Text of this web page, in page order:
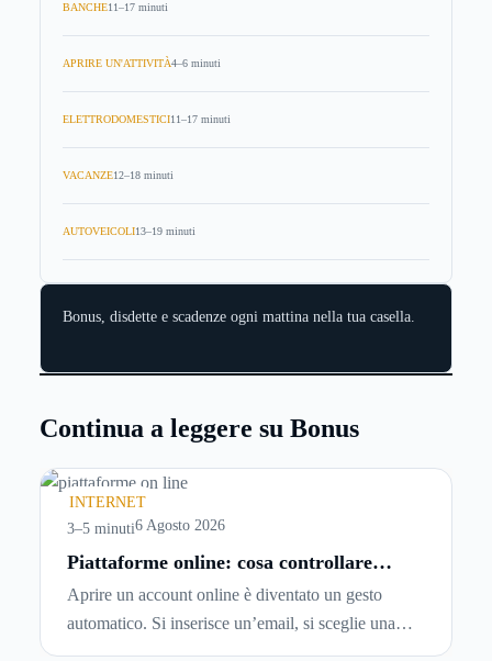
BANCHE11–17 minuti
APRIRE UN'ATTIVITÀ4–6 minuti
ELETTRODOMESTICI11–17 minuti
VACANZE12–18 minuti
AUTOVEICOLI13–19 minuti
Bonus, disdette e scadenze ogni mattina nella tua casella.
Continua a leggere su Bonus
INTERNET
3–5 minuti6 Agosto 2026
Piattaforme online: cosa controllare
prima di iscriversi e usare servizi in
tempo reale
Aprire un account online è diventato un gesto
automatico. Si inserisce un’email, si sceglie una
password, si accetta una serie di condizioni senza